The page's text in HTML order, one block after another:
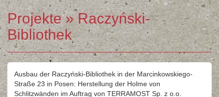
Projekte» Raczyński-
Bibliothek
Ausbau der Raczyński-Bibliothek in der Marcinkowskiego-
Straße 23 in Posen: Herstellung der Holme von
Schlitzwänden im Auftrag von TERRAMOST Sp. z o.o.